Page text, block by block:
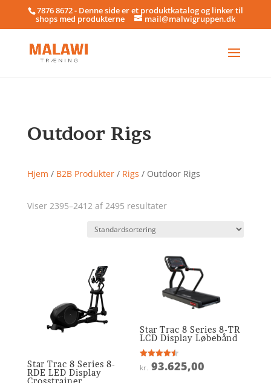
7876 8672 - Denne side er et produktkatalog og linker til
shops med produkterne mail@malwigruppen.dk
Outdoor Rigs
Hjem / B2B Produkter/ Rigs / Outdoor Rigs
Viser 2395–2412 af 2495 resultater
Star Trac 8 Series 8-
RDE LED Display
Crosstrainer
Star Trac 8 Series 8-TR
LCD Display Løbebånd
Vurderet
4.5
kr. 93.625,00